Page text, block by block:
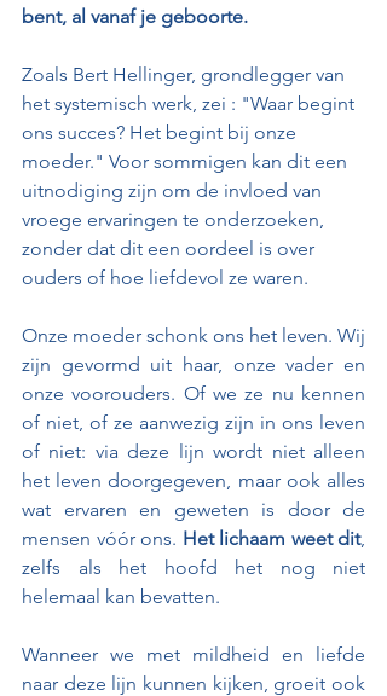
bent, al vanaf je geboorte.
Zoals Bert Hellinger, grondlegger van
het systemisch werk, zei : "Waar begint
ons succes? Het begint bij onze
moeder." Voor sommigen kan dit een
uitnodiging zijn om de invloed van
vroege ervaringen te onderzoeken,
zonder dat dit een oordeel is over
ouders of hoe liefdevol ze waren.
Onze moeder schonk ons het leven. Wij
zijn gevormd uit haar, onze vader en
onze voorouders. Of we ze nu kennen
of niet, of ze aanwezig zijn in ons leven
of niet: via deze lijn wordt niet alleen
het leven doorgegeven, maar ook alles
wat ervaren en geweten is door de
mensen vóór ons. Het lichaam weet dit,
zelfs als het hoofd het nog niet
helemaal kan bevatten.
Wanneer we met mildheid en liefde
naar deze lijn kunnen kijken, groeit ook